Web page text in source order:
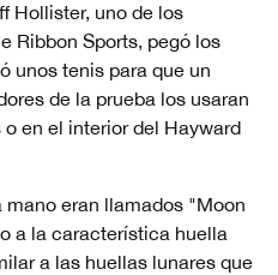
Hollister, uno de los
Ribbon Sports, pegó los
unos tenis para que un
de la prueba los usaran
en el interior del Hayward
eran llamados "Moon
a la característica huella
a las huellas lunares que